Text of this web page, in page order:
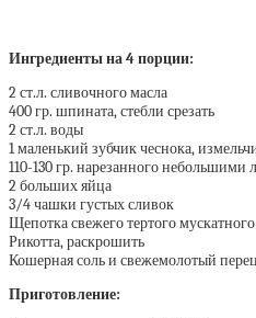
Ингредиенты на 4 порции:
2 ст.л. сливочного масла
400 гр. шпината, стебли срезать
2 ст.л. воды
1 маленький зубчик чеснока,
110-130 гр. нарезанного небольшими
2 больших яйца
3/4 чашки густых сливок
Щепотка свежего тертого
Рикотта, раскрошить
Кошерная соль и свежемолотый перец
Приготовление: